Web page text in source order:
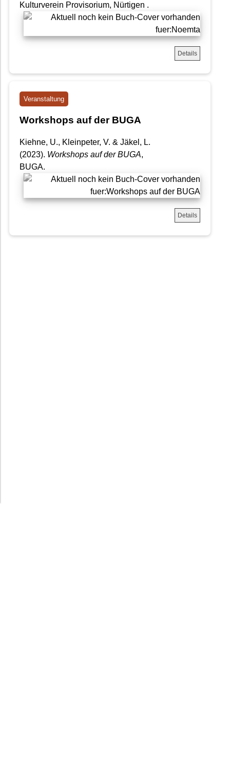
Kulturverein Provisorium, Nürtigen .
Details
Veranstaltung
Workshops auf der BUGA
Kiehne, U., Kleinpeter, V. & Jäkel, L.
(2023). Workshops auf der BUGA,
BUGA.
Details